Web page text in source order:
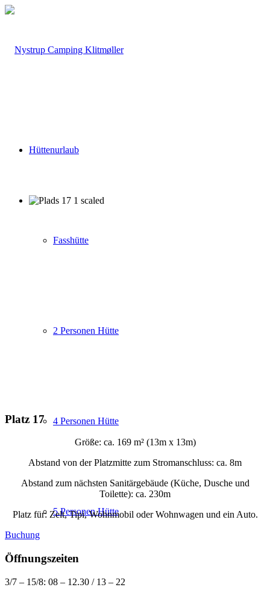
Hüttenurlaub
Fasshütte
2 Personen Hütte
4 Personen Hütte
5 Personen Hütte
Platz 17
Größe: ca. 169 m² (13m x 13m)
Abstand von der Platzmitte zum Stromanschluss: ca. 8m
Abstand zum nächsten Sanitärgebäude (Küche, Dusche und
Toilette): ca. 230m
Platz für: Zelt, Tipi, Wohnmobil oder Wohnwagen und ein Auto.
Buchung
Öffnungszeiten
3/7 – 15/8: 08 – 12.30 / 13 – 22